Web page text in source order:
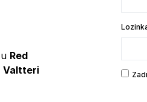
u Red
Valtteri